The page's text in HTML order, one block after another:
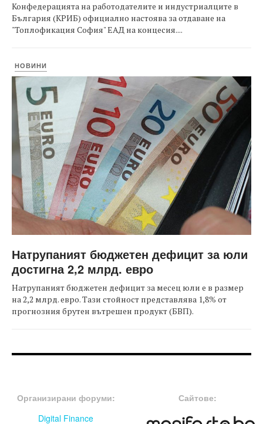
Конфедерацията на работодателите и индустриалците в
България (КРИБ) официално настоява за отдаване на
"Топлофикация София" ЕАД на концесия....
НОВИНИ
Натрупаният бюджетен дефицит за юли
достигна 2,2 млрд. евро
Натрупаният бюджетен дефицит за месец юли е в размер
на 2,2 млрд. евро. Тази стойност представлява 1,8% от
прогнозния брутен вътрешен продукт (БВП).
Организирани форуми:
Digital Finance
Сайтове: